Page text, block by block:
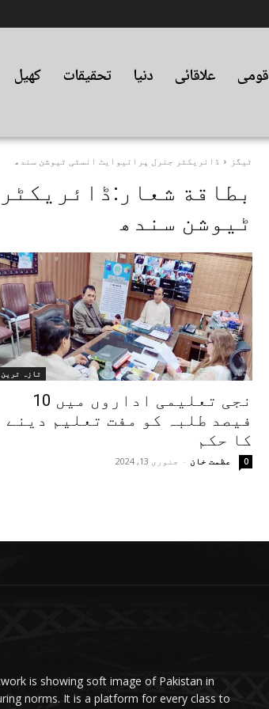
قومی علاقائی دنیا تحقیقات کھیل
ٹیگز ڈائریکٹر جنرل پرائیوایٹ انسٹی ٹیوشن سندھ
بطاقة شعار:
ٹیوشن سندھ
تازہ ترین
نجی تعلیمی اداروں میں 10
فیصد طلبہ کو مفت تعلیم دینے
کا حکم
عظمت خان - جنوری 13, 2024 0
is showing soft image of Pakistan in
norms. It is a platform for every class to